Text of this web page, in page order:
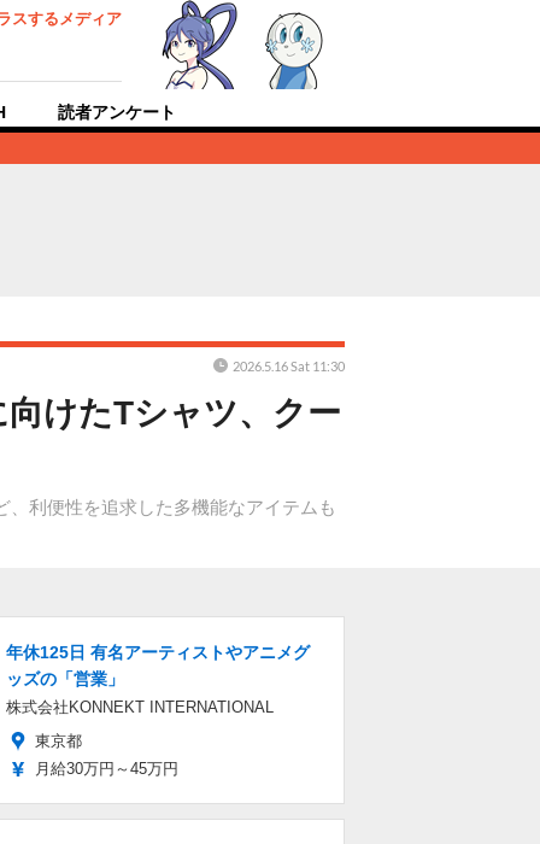
スするメディア
読者アンケート
けたTシャツ、クー
利便性を追求した多機能なアイテムも
2026.5.16 Sat 11:30
年休125日 有名アーティストやアニメグ
ッズの「営業」
株式会社KONNEKT INTERNATIONAL
東京都
月給30万円～45万円